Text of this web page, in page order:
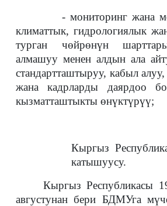
- мониторинг жана
климаттык, гидрологиялык
турган чөйрөнүн
алмашуу менен алдын ала
стандартташтыруу, кабыл
жана кадрларды даярдоо
кызматташтыкты өнүктүрүү;
Кыргыз
катышуусу.
Кыргыз Республикасы
августунан бери БДМУга